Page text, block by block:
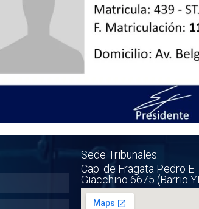
Sede Tribunales:
Cap. de Fragata Pedro E.
Giacchino 6675 (Barrio